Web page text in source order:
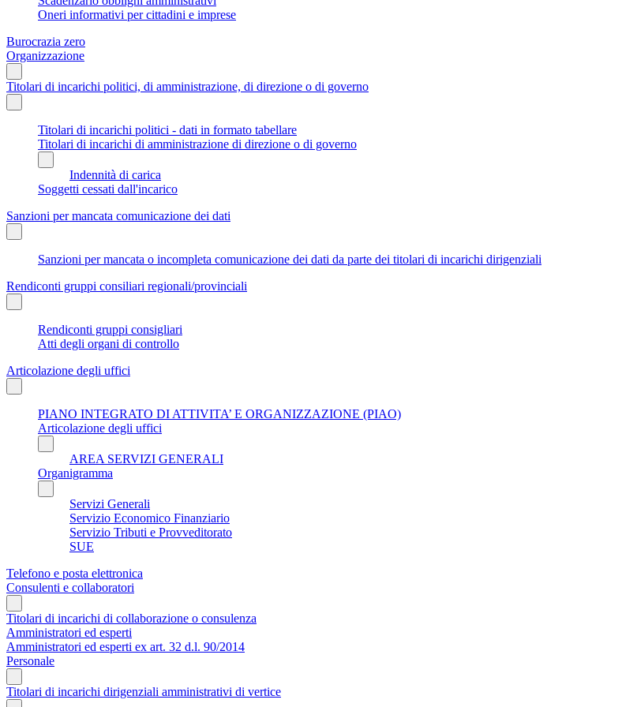
Oneri informativi per cittadini e imprese
Burocrazia zero
Organizzazione
Titolari di incarichi politici, di amministrazione, di direzione o di governo
Titolari di incarichi politici - dati in formato tabellare
Titolari di incarichi di amministrazione di direzione o di governo
Indennità di carica
Soggetti cessati dall'incarico
Sanzioni per mancata comunicazione dei dati
Sanzioni per mancata o incompleta comunicazione dei dati da parte dei titolari di incarichi dirigenziali
Rendiconti gruppi consiliari regionali/provinciali
Rendiconti gruppi consigliari
Atti degli organi di controllo
Articolazione degli uffici
PIANO INTEGRATO DI ATTIVITA’ E ORGANIZZAZIONE (PIAO)
Articolazione degli uffici
AREA SERVIZI GENERALI
Organigramma
Servizi Generali
Servizio Economico Finanziario
Servizio Tributi e Provveditorato
SUE
Telefono e posta elettronica
Consulenti e collaboratori
Titolari di incarichi di collaborazione o consulenza
Amministratori ed esperti
Amministratori ed esperti ex art. 32 d.l. 90/2014
Personale
Titolari di incarichi dirigenziali amministrativi di vertice